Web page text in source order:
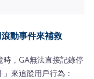
動事件來補救
，GA無法直接記錄停
來追蹤用戶行為：